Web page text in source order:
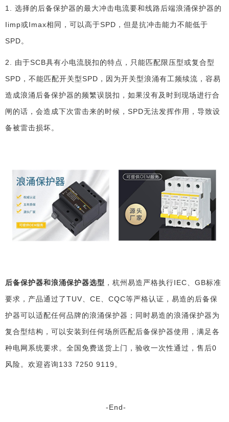
1. 选择的后备保护器的最大冲击电流要和线路后端浪涌保护器的
Iimp或Imax相同，可以高于SPD，但是抗冲击能力不能低于
SPD。
2. 由于SCB具有小电流脱扣的特点，只能匹配限压型或复合型
SPD ，不能匹配开关型SPD，因为开关型浪涌有工频续流，容易
造成浪涌后备保护器的频繁误脱扣，如果没有及时到现场进行合
闸的话，会造成下次雷击来的时候， SPD无法发挥作用，导致设
备被雷击损坏。
后备保护器和浪涌保护器选型 ， 杭州易造严格执行IEC、GB标准
要求，产品通过了TUV、CE、CQC等严格认证， 易造的后备保
护器可以适配任何品牌的浪涌保护器；同时易造的浪涌保护器为
复合型结构，可以安装到任何场所匹配后备保护器使用，满足各
种电网系统要求。全国免费送货上门，验收一次性通过，售后0
风险。 欢迎咨询133 7250 9119。
-End-